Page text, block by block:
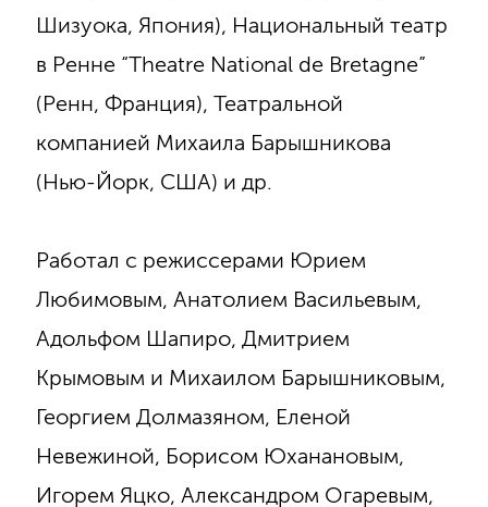
Шизуока, Япония), Национальный театр
в Ренне “Theatre National de Bretagne”
(Ренн, Франция), Театральной
компанией Михаила Барышникова
(Нью-Йорк, США) и др.
Работал с режиссерами Юрием
Любимовым, Анатолием Васильевым,
Адольфом Шапиро, Дмитрием
Крымовым и Михаилом Барышниковым,
Георгием Долмазяном, Еленой
Невежиной, Борисом Юханановым,
Игорем Яцко, Александром Огаревым,